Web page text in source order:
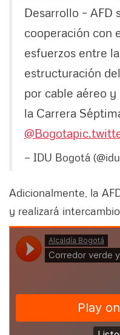
Desarrollo – AFD
cooperación con
esfuerzos entre
estructuración
por cable aéreo y
la Carrera
@Bogota
— IDU Bogotá
Adicionalmente, la
y realizará